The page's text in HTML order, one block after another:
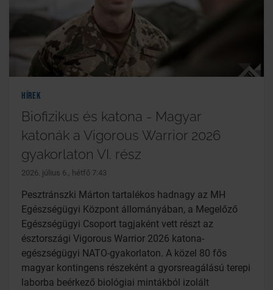
Hírek
Biofizikus és katona - Magyar
katonák a Vigorous Warrior 2026
gyakorlaton VI. rész
2026. július 6., hétfő 7:43
Pesztránszki Márton tartalékos hadnagy az MH
Egészségügyi Központ állományában, a Megelőző
Egészségügyi Csoport tagjaként vett részt az
észtországi Vigorous Warrior 2026 katona-
egészségügyi NATO-gyakorlaton. A közel 80 fős
magyar kontingens részeként a gyorsreagálású terepi
laborba beérkező biológiai mintákból izolált